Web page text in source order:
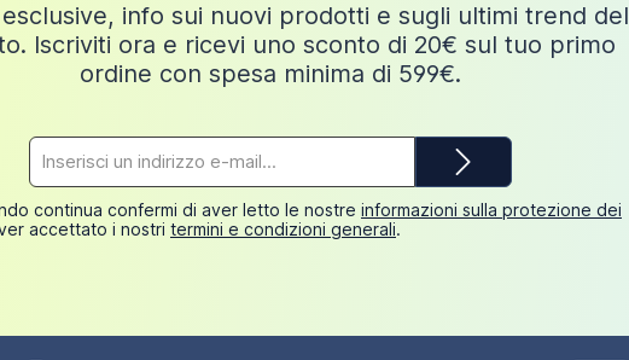
info sui nuovi prodotti e sugli ultimi trend del
Iscriviti ora e ricevi uno sconto di 20€ sul tuo primo
ordine con spesa minima di 599€.
e-
mail*
continua confermi di aver letto le nostre informazioni sulla protezione dei
accettato i nostri termini e condizioni generali.